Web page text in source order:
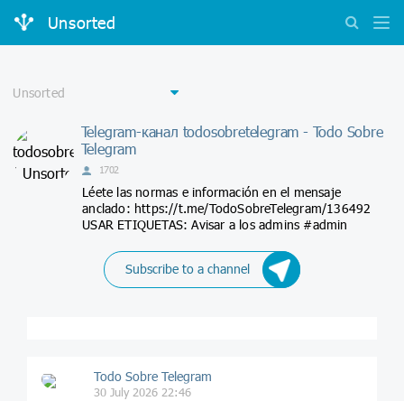
Unsorted
Telegram-канал todosobretelegram - Todo Sobre
Telegram
1702
Léete las normas e información en el mensaje
anclado: https://t.me/TodoSobreTelegram/136492
USAR ETIQUETAS: Avisar a los admins #admin
Subscribe to a channel
Todo Sobre Telegram
30 July 2026 22:46